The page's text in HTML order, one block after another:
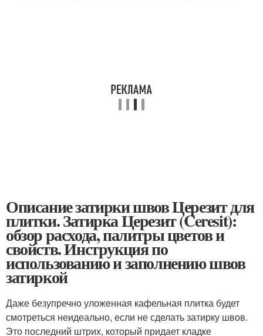
Описание затирки швов Церезит для
плитки. Затирка Церезит (Ceresit):
обзор расхода, палитры цветов и
свойств. Инструкция по
использованию и заполнению швов
затиркой
Даже безупречно уложенная кафельная плитка будет
смотреться неидеально, если не сделать затирку швов.
Это последний штрих, который придает кладке